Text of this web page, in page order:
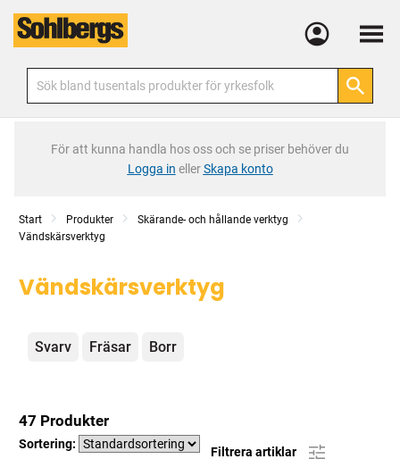
Meny
För att kunna handla hos oss och se priser behöver du
Logga in ellerSkapa konto
Start Produkter
Skärande- och hållande verktyg
Vändskärsverktyg
Vändskärsverktyg
Kategorier
Svarv Fräsar Borr
47 Produkter
Sortering:
Filtrera artiklar